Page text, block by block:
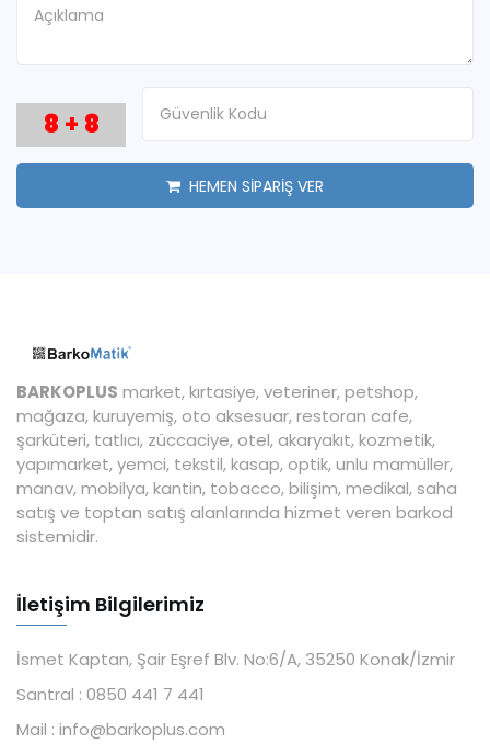
8 + 8
HEMEN SİPARİŞ VER
BARKOPLUS market, kırtasiye, veteriner, petshop,
mağaza, kuruyemiş, oto aksesuar, restoran cafe,
şarküteri, tatlıcı, züccaciye, otel, akaryakıt, kozmetik,
yapımarket, yemci, tekstil, kasap, optik, unlu mamüller,
manav, mobilya, kantin, tobacco, bilişim, medikal, saha
satış ve toptan satış alanlarında hizmet veren barkod
sistemidir.
İletişim Bilgilerimiz
İsmet Kaptan, Şair Eşref Blv. No:6/A, 35250 Konak/İzmir
Santral : 0850 441 7 441
Mail : info@barkoplus.com